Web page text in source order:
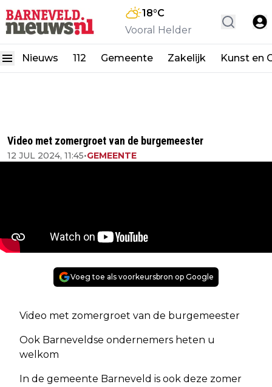
18°C
Vooral Helder
Nieuws 112 Gemeente Zakelijk Kunst en
Video met zomergroet van de burgemeester
12 JUL 2024, 11:45•GEMEENTE
Voeg toe als voorkeursbron op Google
Video met zomergroet van de burgemeester
Ook Barneveldse ondernemers heten u
welkom
In de gemeente Barneveld is ook deze zomer